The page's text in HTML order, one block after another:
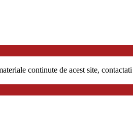
continute de acest site,